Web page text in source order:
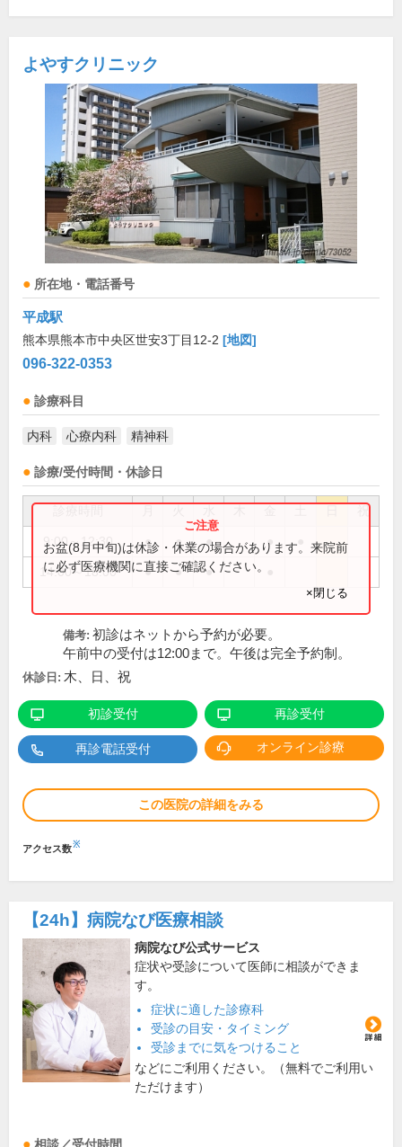
よやすクリニック
所在地・電話番号
平成駅
熊本県熊本市中央区世安3丁目12-2 [地図]
096-322-0353
診療科目
内科 心療内科 精神科
診療/受付時間・休診日
祝
9:00～12:30 ● ● ● ●
14:00～18:00 ● ● ●
お盆(8月中旬)は休診・休業の場合があります。来院前
に必ず医療機関に直接ご確認ください。
×閉じる
備考: 初診はネットから予約が必要。
午前中の受付は12:00まで。午後は完全予約制。
休診日: 木、日、祝
初診受付 再診受付
再診電話受付 オンライン診療
この医院の詳細をみる
アクセス数※
【24h】 病院なび医療相談
病院なび公式サービス
症状や受診について医師に相談ができま
す。
症状に適した診療科
受診の目安・タイミング
受診までに気をつけること
などにご利用ください。（無料でご利用い
ただけます）